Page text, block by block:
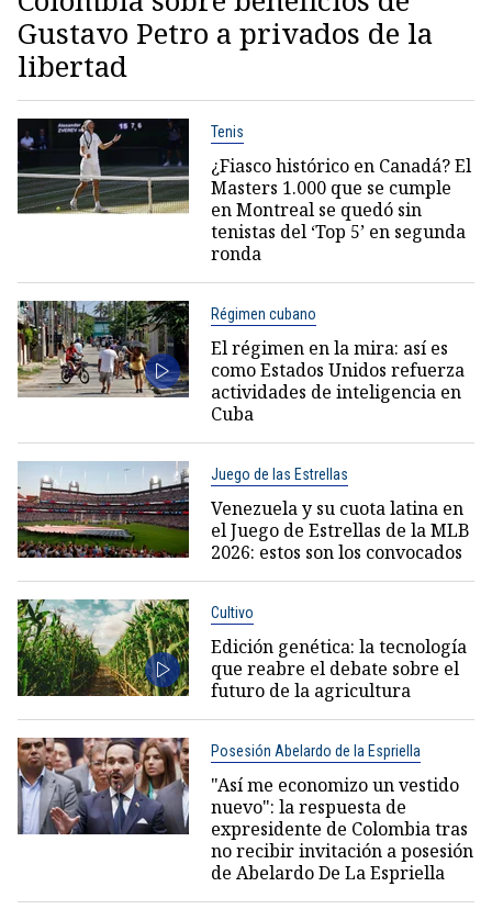
Gustavo Petro a privados de la
libertad
Tenis
¿Fiasco histórico en Canadá? El
Masters 1.000 que se cumple
en Montreal se quedó sin
tenistas del ‘Top 5’ en segunda
ronda
Régimen cubano
El régimen en la mira: así es
como Estados Unidos refuerza
actividades de inteligencia en
Cuba
Juego de las Estrellas
Venezuela y su cuota latina en
el Juego de Estrellas de la MLB
2026: estos son los convocados
Cultivo
Edición genética: la tecnología
que reabre el debate sobre el
futuro de la agricultura
Posesión Abelardo de la Espriella
"Así me economizo un vestido
nuevo": la respuesta de
expresidente de Colombia tras
no recibir invitación a posesión
de Abelardo De La Espriella